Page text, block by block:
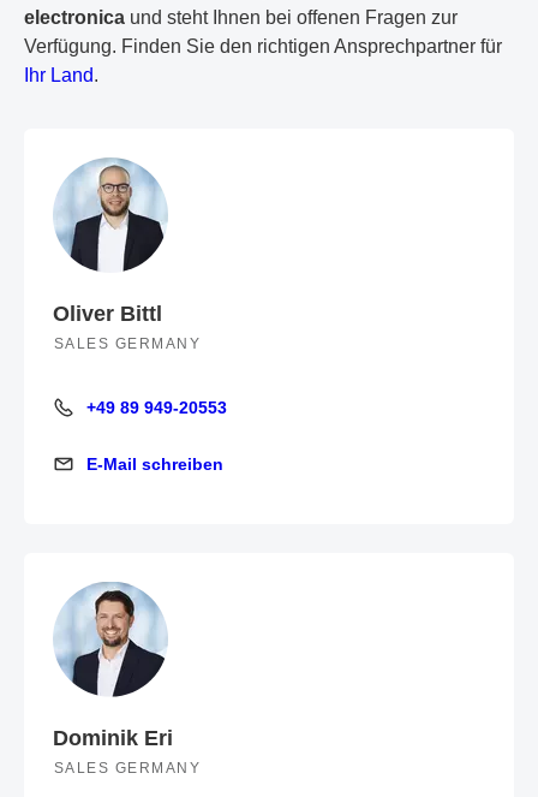
electronica und steht Ihnen bei offenen Fragen zur
Verfügung. Finden Sie den richtigen Ansprechpartner für
Ihr Land.
Oliver Bittl
SALES GERMANY
+49 89 949-20553
+49 89 949-20553
E-Mail schreiben
E-Mail schreiben
Dominik Eri
SALES GERMANY